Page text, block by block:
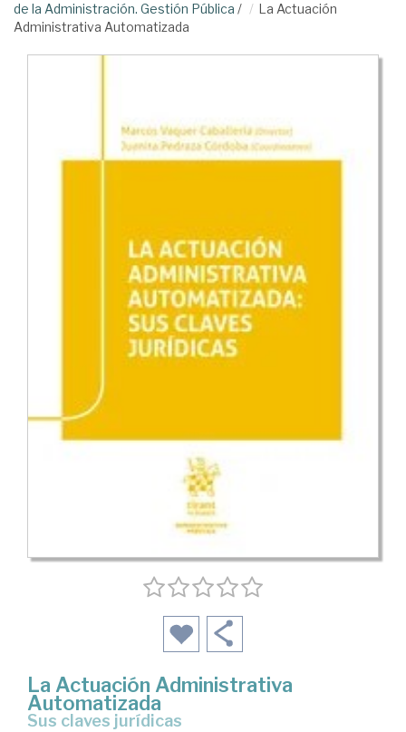
de la Administración. Gestión Pública /
La Actuación
Administrativa Automatizada
La Actuación Administrativa
Automatizada
sus claves jurídicas